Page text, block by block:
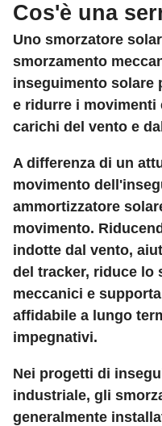
Cos'è una
Uno smorzatore
smorzamento
inseguimento solare
e ridurre i movimenti
carichi del vento e
A differenza di un
movimento
ammortizzatore
movimento.
indotte dal vento,
del tracker, riduce lo
meccanici e
affidabile a lungo
impegnativi.
Nei progetti di
industriale, gli
generalmente